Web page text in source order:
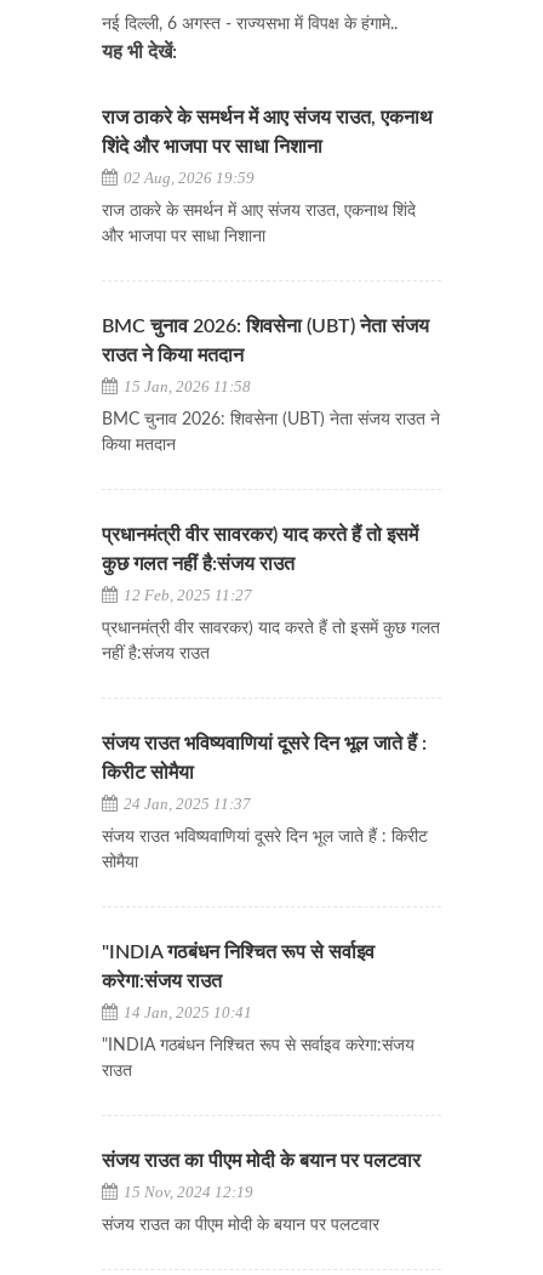
नई दिल्ली, 6 अगस्त - राज्यसभा में विपक्ष के हंगामे..
यह भी देखें:
राज ठाकरे के समर्थन में आए संजय राउत, एकनाथ
शिंदे और भाजपा पर साधा निशाना
02 Aug, 2026 19:59
राज ठाकरे के समर्थन में आए संजय राउत, एकनाथ शिंदे
और भाजपा पर साधा निशाना
BMC चुनाव 2026: शिवसेना (UBT) नेता संजय
राउत ने किया मतदान
15 Jan, 2026 11:58
BMC चुनाव 2026: शिवसेना (UBT) नेता संजय राउत ने
किया मतदान
प्रधानमंत्री वीर सावरकर) याद करते हैं तो इसमें
कुछ गलत नहीं है:संजय राउत
12 Feb, 2025 11:27
प्रधानमंत्री वीर सावरकर) याद करते हैं तो इसमें कुछ गलत
नहीं है:संजय राउत
संजय राउत भविष्यवाणियां दूसरे दिन भूल जाते हैं :
किरीट सोमैया
24 Jan, 2025 11:37
संजय राउत भविष्यवाणियां दूसरे दिन भूल जाते हैं : किरीट
सोमैया
"INDIA गठबंधन निश्चित रूप से सर्वाइव
करेगा:संजय राउत
14 Jan, 2025 10:41
"INDIA गठबंधन निश्चित रूप से सर्वाइव करेगा:संजय
राउत
संजय राउत का पीएम मोदी के बयान पर पलटवार
15 Nov, 2024 12:19
संजय राउत का पीएम मोदी के बयान पर पलटवार